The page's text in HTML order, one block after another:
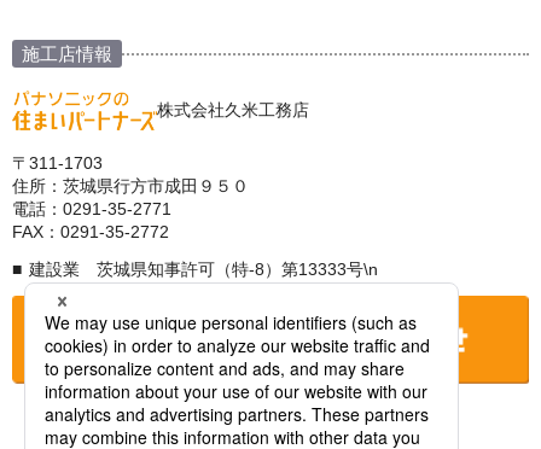
施工店情報
株式会社久米工務店
〒311-1703
住所：茨城県行方市成田９５０
電話：0291-35-2771
FAX：0291-35-2772
建設業 茨城県知事許可（特-8）第13333号\n
お店に電話をする